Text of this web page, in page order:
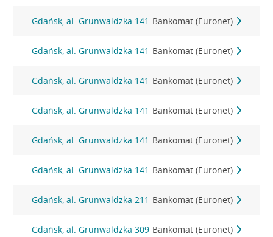
Gdańsk, al. Grunwaldzka 141 Bankomat (Euronet)
Gdańsk, al. Grunwaldzka 141 Bankomat (Euronet)
Gdańsk, al. Grunwaldzka 141 Bankomat (Euronet)
Gdańsk, al. Grunwaldzka 141 Bankomat (Euronet)
Gdańsk, al. Grunwaldzka 141 Bankomat (Euronet)
Gdańsk, al. Grunwaldzka 141 Bankomat (Euronet)
Gdańsk, al. Grunwaldzka 211 Bankomat (Euronet)
Gdańsk, al. Grunwaldzka 309 Bankomat (Euronet)